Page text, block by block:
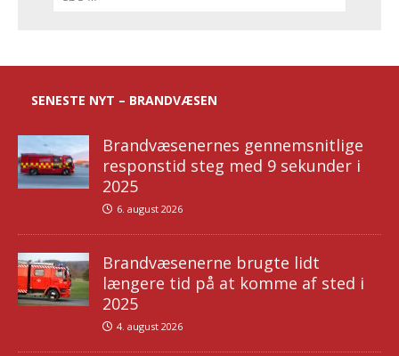
SENESTE NYT – BRANDVÆSEN
Brandvæsenernes gennemsnitlige
responstid steg med 9 sekunder i
2025
6. august 2026
Brandvæsenerne brugte lidt
længere tid på at komme af sted i
2025
4. august 2026